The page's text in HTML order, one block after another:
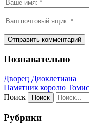
Познавательно
Дворец Диоклетиана
Памятник королю
Поиск
Рубрики